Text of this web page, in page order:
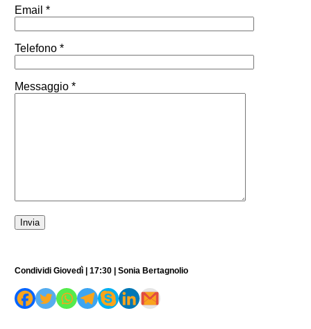
Email *
Telefono *
Messaggio *
Condividi Giovedì | 17:30 | Sonia Bertagnolio